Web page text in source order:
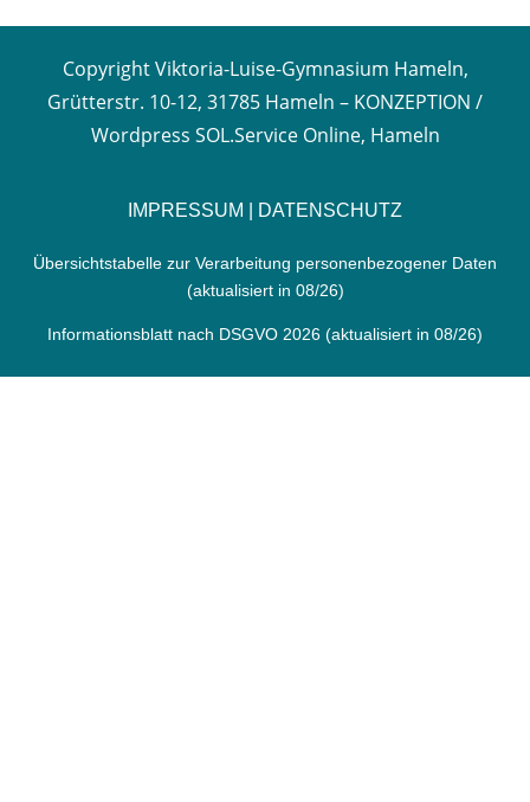
Copyright Viktoria-Luise-Gymnasium Hameln,
Grütterstr. 10-12, 31785 Hameln – KONZEPTION /
Wordpress SOL.Service Online, Hameln
IMPRESSUM DATENSCHUTZ
Übersichtstabelle zur Verarbeitung personenbezogener Daten
(aktualisiert in 08/26)
Informationsblatt nach DSGVO 2026 (aktualisiert in 08/26)